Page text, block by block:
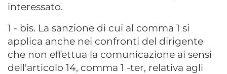
interessato.
1 - bis. La sanzione di cui al comma 1 si
applica anche nei confronti del dirigente
che non effettua la comunicazione ai sensi
dell'articolo 14, comma 1 -ter, relativa agli